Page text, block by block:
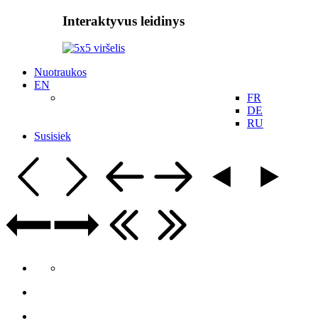
Interaktyvus leidinys
Nuotraukos
EN
FR
DE
RU
Susisiek